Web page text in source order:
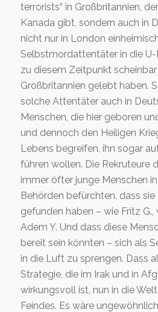
terrorists“ in Großbritannien,
Kanada gibt, sondern auch in
nicht nur in London
Selbstmordattentäter in die U-
zu diesem Zeitpunkt
Großbritannien gelebt haben.
solche Attentäter auch in
Menschen, die hier geboren
und dennoch den Heiligen
Lebens begreifen, ihn sogar
führen wollen. Die Rekruteure
immer öfter junge Menschen
Behörden befürchten, dass
gefunden haben – wie Fritz G.,
Adem Y. Und dass diese
bereit sein könnten – sich als
in die Luft zu sprengen. Dass
Strategie, die im Irak und in
wirkungsvoll ist, nun in die
Feindes. Es wäre